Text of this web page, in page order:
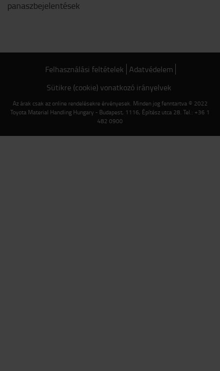
panaszbejelentések
Felhasználási feltételek Adatvédelem
Sütikre (cookie) vonatkozó irányelvek
Az árak csak az online rendelésekre érvényesek. Minden jog fenntartva © 2022
Toyota Material Handling Hungary - Budapest, 1116, Építész utca 28. Tel.: +36 1
482 0900